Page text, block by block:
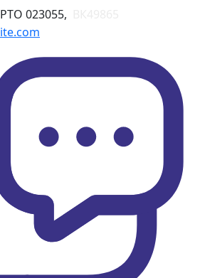
023055,